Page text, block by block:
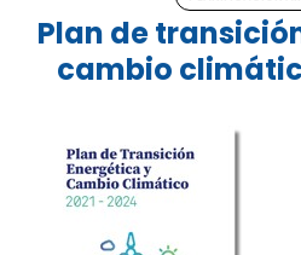
Plan de
cambio